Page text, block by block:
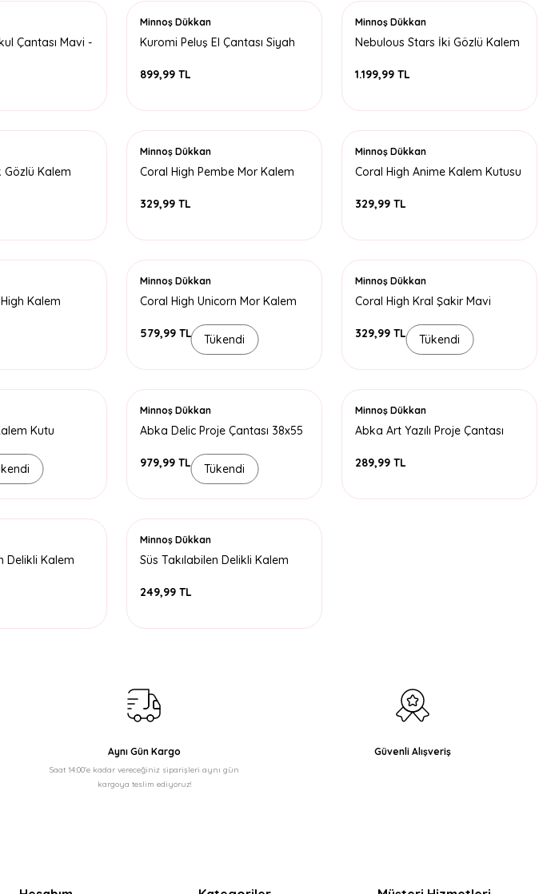
Çantası Mavi -
Minnoş Dükkan
Kuromi Peluş El Çantası Siyah
899,99 TL
Minnoş Dükkan
Nebulous Stars İki Gözlü Kalem
1.199,99 TL
Gözlü Kalem
Minnoş Dükkan
Coral High Pembe Mor Kalem
329,99 TL
Minnoş Dükkan
Coral High Anime Kalem Kutusu
329,99 TL
Kalem
Minnoş Dükkan
Coral High Unicorn Mor Kalem
579,99 TL
Minnoş Dükkan
Coral High Kral Şakir Mavi
329,99 TL
Kutu
Tükendi
Minnoş Dükkan
Abka Delic Proje Çantası 38x55
979,99 TL
Tükendi
Minnoş Dükkan
Abka Art Yazılı Proje Çantası
289,99 TL
Delikli Kalem
Tükendi
Minnoş Dükkan
Süs Takılabilen Delikli Kalem
249,99 TL
Aynı Gün Kargo
Saat 14:00'e kadar vereceğiniz siparişleri aynı gün
kargoya teslim ediyoruz!
Güvenli Alışveriş